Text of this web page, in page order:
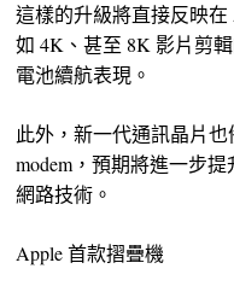
這樣的升級將直接反映
如 4K、甚至 8K 影片剪
電池續航表現。
此外，新一代通訊晶片
modem，預期將進一步
網路技術。
Apple 首款摺疊機